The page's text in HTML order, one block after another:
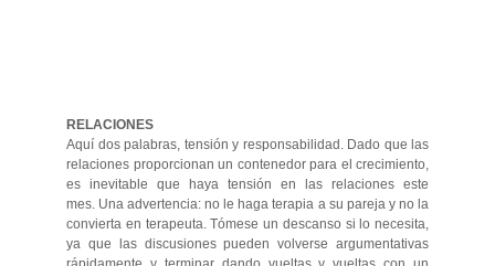
RELACIONES
Aquí dos palabras, tensión y responsabilidad. Dado que las
relaciones proporcionan un contenedor para el crecimiento,
es inevitable que haya tensión en las relaciones este
mes. Una advertencia: no le haga terapia a su pareja y no la
convierta en terapeuta. Tómese un descanso si lo necesita,
ya que las discusiones pueden volverse argumentativas